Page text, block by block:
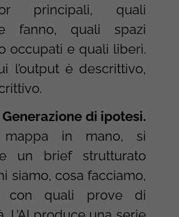
principali, quali
fanno, quali spazi
occupati e quali liberi.
l’output è descrittivo,
di ipotesi.
in mano, si
un brief strutturato
siamo, cosa facciamo,
con quali prove di